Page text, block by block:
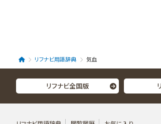
リフナビ用語辞典 気血
リフナビ全国版